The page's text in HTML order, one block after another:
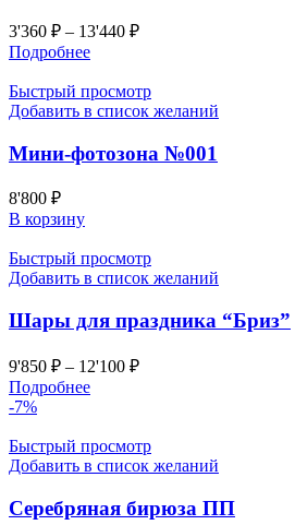
3'360 ₽ – 13'440 ₽
Подробнее
Быстрый просмотр
Добавить в список желаний
Мини-фотозона №001
8'800 ₽
В корзину
Быстрый просмотр
Добавить в список желаний
Шары для праздника “Бриз”
9'850 ₽ – 12'100 ₽
Подробнее
-7%
Быстрый просмотр
Добавить в список желаний
Серебряная бирюза ПП